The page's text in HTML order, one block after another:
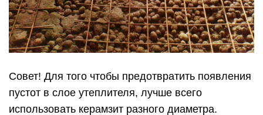
Совет! Для того чтобы предотвратить появления
пустот в слое утеплителя, лучше всего
использовать керамзит разного диаметра.